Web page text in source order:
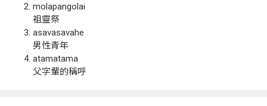
molapangolai
祖靈祭
asavasavahe
男性青年
atamatama
父字輩的稱呼